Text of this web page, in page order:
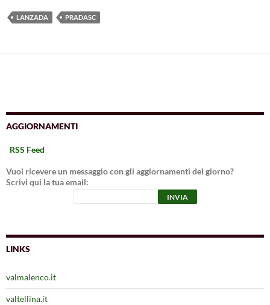
e
o
at
A
ail
g
vi
LANZADA PRADASC
AGGIORNAMENTI
RSS Feed
Vuoi ricevere un messaggio con gli aggiornamenti del giorno?
Scrivi qui la tua email:
LINKS
valmalenco.it
valtellina.it